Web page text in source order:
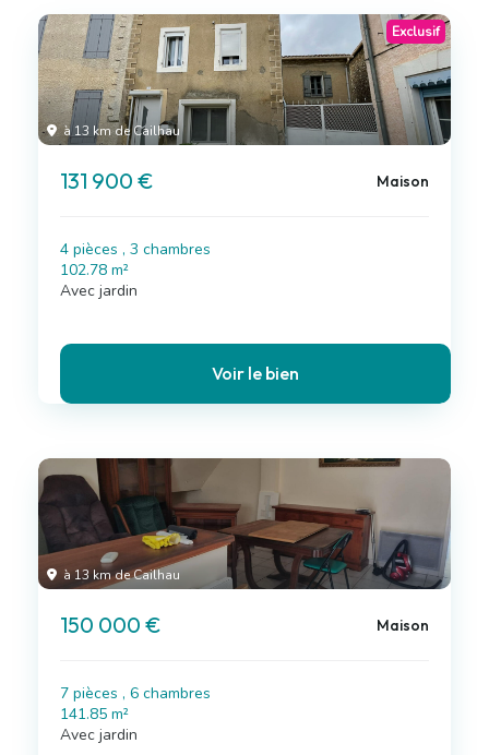
à 13 km de Cailhau
Exclusif
131 900 € Maison
4 pièces , 3 chambres
102.78 m²
Avec jardin
Voir le bien
à 13 km de Cailhau
150 000 € Maison
7 pièces , 6 chambres
141.85 m²
Avec jardin